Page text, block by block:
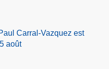
Carral-Vazquez est
août